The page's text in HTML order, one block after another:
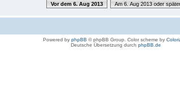
Vor dem 6. Aug 2013 Am 6. Aug 2013 oder
Powered by phpBB © phpBB Group. Color scheme by
Deutsche Übersetzung durch phpBB.de